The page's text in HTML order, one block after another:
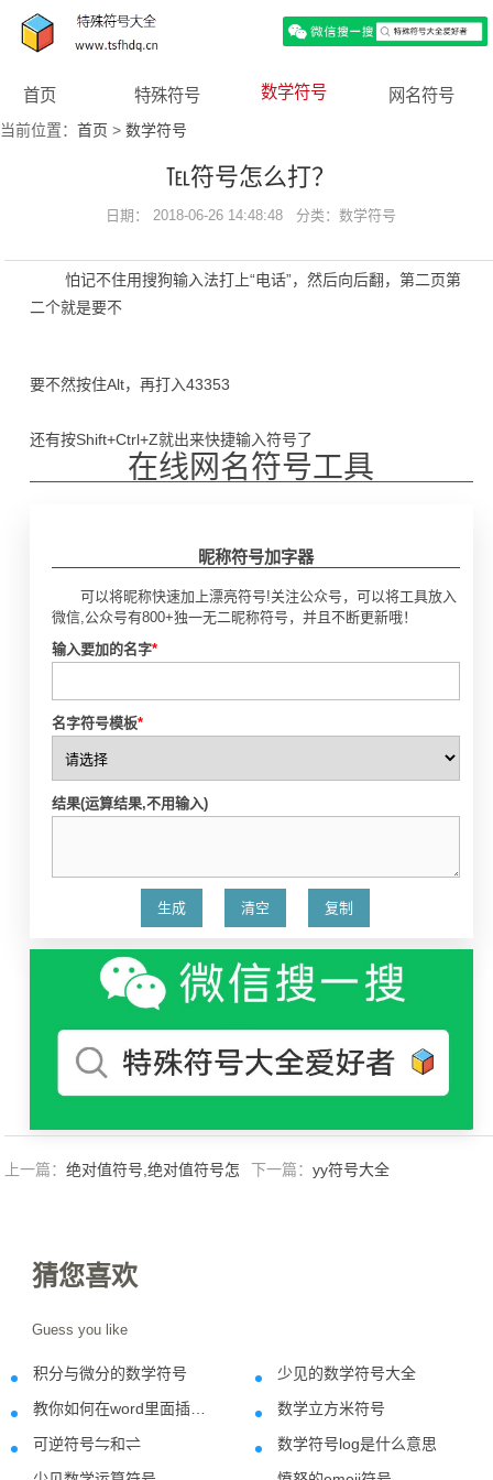
首页 特殊符号 数学符号 网名符号
当前位置： 首页 > 数学符号
℡符号怎么打？
日期： 2018-06-26 14:48:48 分类：数学符号
怕记不住用搜狗输入法打上“电话”，然后向后翻，第二页第
二个就是要不
要不然按住Alt，再打入43353
还有按Shift+Ctrl+Z就出来快捷输入符号了
在线网名符号工具
昵称符号加字器
可以将昵称快速加上漂亮符号!关注公众号，可以将工具放入
微信,公众号有800+独一无二昵称符号，并且不断更新哦！
输入要加的名字*
名字符号模板*
结果(运算结果,不用输入)
上一篇：绝对值符号,绝对值符号怎 下一篇：yy符号大全
猜您喜欢
Guess you like
积分与微分的数学符号 少见的数学符号大全
教你如何在word里面插入爱心符号 数学立方米符号
可逆符号⇋和⇌ 数学符号log是什么意思